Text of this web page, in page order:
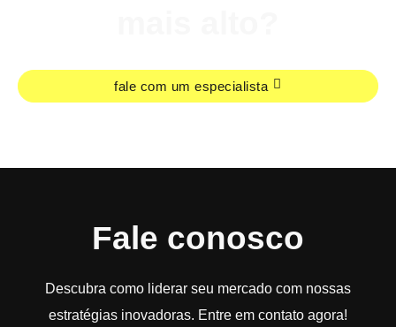
fale com um especialista
Fale conosco
Descubra como liderar seu mercado com nossas
estratégias inovadoras. Entre em contato agora!